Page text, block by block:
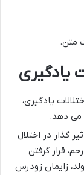
متن.
یادگیری
یادگیری،
می دهد.
گذار در اختلال
قرار گرفتن
زایمان زودرس